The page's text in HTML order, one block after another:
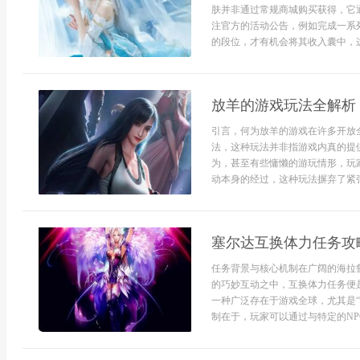
肤并非通过常规商城购买获得，
注官方的活动公告，例如完成一
的段位，才有机会将其收入囊中，
放羊的游戏玩法全解析
引言，何为放羊的游戏在许多开
法，这种玩法并非指游戏内真的
为，甚至有些慵懒的游玩情形，
动本身的经过，这种玩法摒弃了
塞尔达互换体力任务攻
任务背景与核心机制在广阔的海
的巧妙互动之中，互换体力任务
一种广泛存在于游戏全球，尤其是
制在于，玩家可以通过与特定的